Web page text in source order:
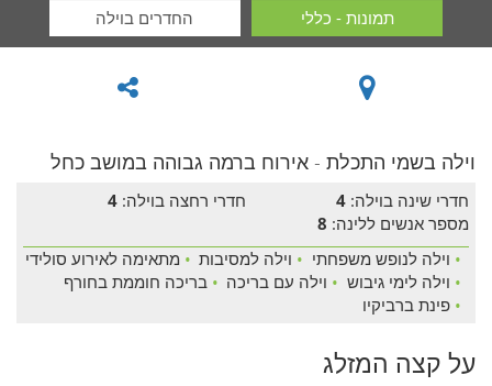
תמונות - כללי החדרים בוילה
וילה בשמי התכלת - אירוח ברמה גבוהה במושב כחל
חדרי שינה בוילה: 4 חדרי רחצה בוילה: 4
מספר אנשים ללינה: 8
• וילה לנופש משפחתי • וילה למסיבות • מתאימה לאירוע סולידי
• וילה לימי גיבוש • וילה עם בריכה • בריכה חוממת בחורף
• פינת ברביקיו
על קצה המזלג